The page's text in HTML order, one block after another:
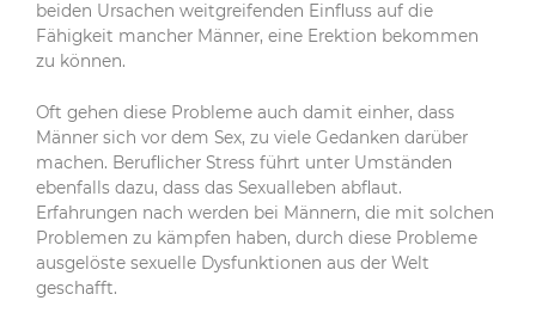
beiden Ursachen weitgreifenden Einfluss auf die
Fähigkeit mancher Männer, eine Erektion bekommen
zu können.
Oft gehen diese Probleme auch damit einher, dass
Männer sich vor dem Sex, zu viele Gedanken darüber
machen. Beruflicher Stress führt unter Umständen
ebenfalls dazu, dass das Sexualleben abflaut.
Erfahrungen nach werden bei Männern, die mit solchen
Problemen zu kämpfen haben, durch diese Probleme
ausgelöste sexuelle Dysfunktionen aus der Welt
geschafft.